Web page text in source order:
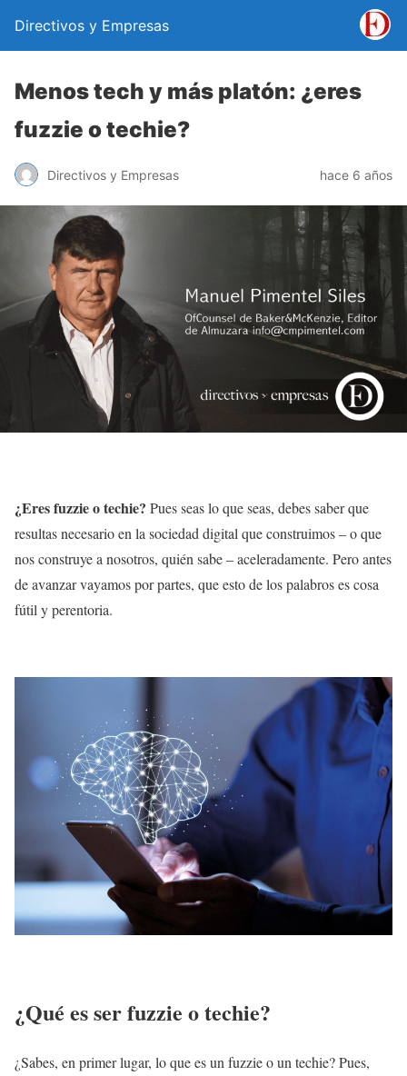
Directivos y Empresas
Menos tech y más platón: ¿eres
fuzzie o techie?
Directivos y Empresas hace 6 años
¿Eres fuzzie o techie? Pues seas lo que seas, debes saber que
resultas necesario en la sociedad digital que construimos – o que
nos construye a nosotros, quién sabe – aceleradamente. Pero antes
de avanzar vayamos por partes, que esto de los palabros es cosa
fútil y perentoria.
¿Qué es ser fuzzie o techie?
¿Sabes, en primer lugar, lo que es un fuzzie o un techie? Pues,